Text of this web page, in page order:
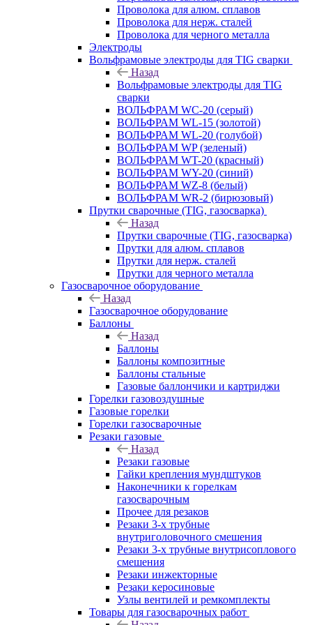
Проволока для алюм. сплавов
Проволока для нерж. сталей
Проволока для черного металла
Электроды
Вольфрамовые электроды для TIG сварки
Назад
Вольфрамовые электроды для TIG
сварки
ВОЛЬФРАМ WC-20 (серый)
ВОЛЬФРАМ WL-15 (золотой)
ВОЛЬФРАМ WL-20 (голубой)
ВОЛЬФРАМ WP (зеленый)
ВОЛЬФРАМ WT-20 (красный)
ВОЛЬФРАМ WY-20 (синий)
ВОЛЬФРАМ WZ-8 (белый)
ВОЛЬФРАМ WR-2 (бирюзовый)
Прутки сварочные (TIG, газосварка)
Назад
Прутки сварочные (TIG, газосварка)
Прутки для алюм. сплавов
Прутки для нерж. сталей
Прутки для черного металла
Газосварочное оборудование
Назад
Газосварочное оборудование
Баллоны
Назад
Баллоны
Баллоны композитные
Баллоны стальные
Газовые баллончики и картриджи
Горелки газовоздушные
Газовые горелки
Горелки газосварочные
Резаки газовые
Назад
Резаки газовые
Гайки крепления мундштуков
Наконечники к горелкам
газосварочным
Прочее для резаков
Резаки 3-х трубные
внутриголовочного смешения
Резаки 3-х трубные внутрисоплового
смешения
Резаки инжекторные
Резаки керосиновые
Узлы вентилей и ремкомплекты
Товары для газосварочных работ